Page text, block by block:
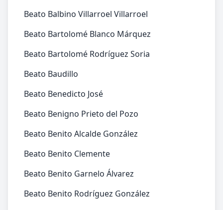
Beato Balbino Villarroel Villarroel
Beato Bartolomé Blanco Márquez
Beato Bartolomé Rodríguez Soria
Beato Baudillo
Beato Benedicto José
Beato Benigno Prieto del Pozo
Beato Benito Alcalde González
Beato Benito Clemente
Beato Benito Garnelo Álvarez
Beato Benito Rodríguez González